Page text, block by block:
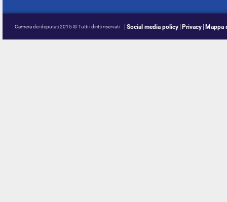
Camera dei deputati 2015 © Tutti i diritti riservati Social media policy Privacy Mappa